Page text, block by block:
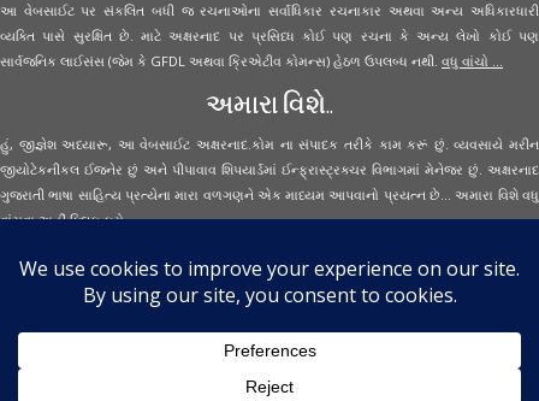
આ વેબસાઈટ પર સંકલિત બધી જ રચનાઓના સર્વાધિકાર રચનાકાર અથવા અન્ય અધિકારધારી
વ્યક્તિ પાસે સુરક્ષિત છે. માટે અક્ષરનાદ પર પ્રસિધ્ધ કોઈ પણ રચના કે અન્ય લેખો કોઈ પણ
સાર્વજનિક લાઈસંસ (જેમ કે GFDL અથવા ક્રિએટીવ કોમન્સ) હેઠળ ઉપલબ્ધ નથી. વધુ વાંચો ...
અમારા વિશે..
હું, જીજ્ઞેશ અધ્યારૂ, આ વેબસાઈટ અક્ષરનાદ.કોમ ના સંપાદક તરીકે કામ કરૂં છું. વ્યવસાયે મરીન
જીયોટેકનીકલ ઈજનેર છું અને પીપાવાવ શિપયાર્ડમાં ઈન્ફ્રાસ્ટ્રક્ચર વિભાગમાં મેનેજર છું. અક્ષરનાદ
ગુજરાતી ભાષા સાહિત્ય પ્રત્યેના મારા વળગણને એક માધ્યમ આપવાનો પ્રયત્ન છે... અમારા વિશે વધુ
વાંચવાઅહીં ક્લિક કરો...
Secured Site Assurance
Aksharnaad.com
By Jignesh Adhyaru ·